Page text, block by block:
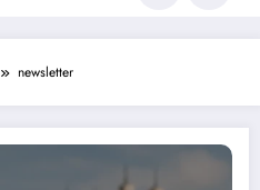
newsletter